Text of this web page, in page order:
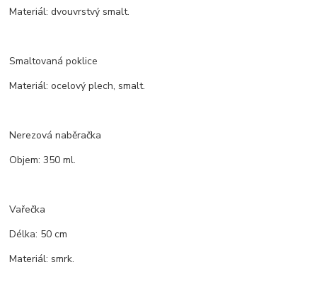
Materiál: dvouvrstvý smalt.
Smaltovaná poklice
Materiál: ocelový plech, smalt.
Nerezová naběračka
Objem: 350 ml.
Vařečka
Délka: 50 cm
Materiál: smrk.